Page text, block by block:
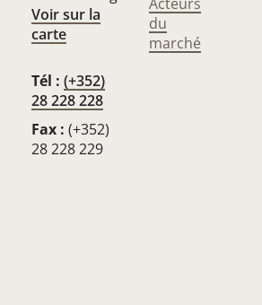
Voir sur la
carte
Tél : (+352)
28 228 228
Fax : (+352)
28 228 229
du
marché